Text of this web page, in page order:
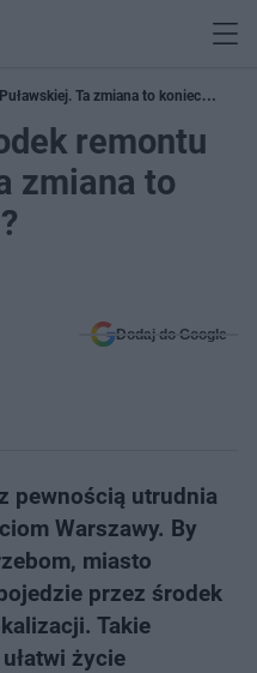
Ta zmiana to koniec
remontu
zmiana to
Dodaj do Google
pewnością utrudnia
Warszawy. By
miasto
przez środek
Takie
życie